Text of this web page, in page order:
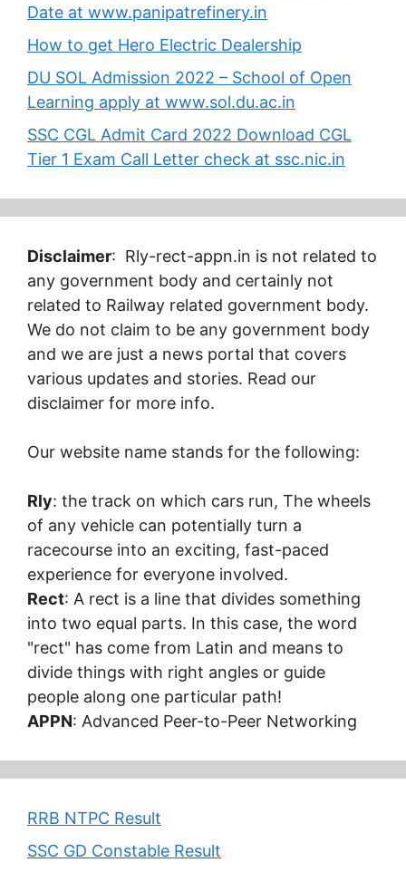
Date at www.panipatrefinery.in
How to get Hero Electric Dealership
DU SOL Admission 2022 – School of Open
Learning apply at www.sol.du.ac.in
SSC CGL Admit Card 2022 Download CGL
Tier 1 Exam Call Letter check at ssc.nic.in
Disclaimer: Rly-rect-appn.in is not related to
any government body and certainly not
related to Railway related government body.
We do not claim to be any government body
and we are just a news portal that covers
various updates and stories. Read our
disclaimer for more info.
Our website name stands for the following:
Rly: the track on which cars run, The wheels
of any vehicle can potentially turn a
racecourse into an exciting, fast-paced
experience for everyone involved.
Rect: A rect is a line that divides something
into two equal parts. In this case, the word
"rect" has come from Latin and means to
divide things with right angles or guide
people along one particular path!
APPN: Advanced Peer-to-Peer Networking
RRB NTPC Result
SSC GD Constable Result